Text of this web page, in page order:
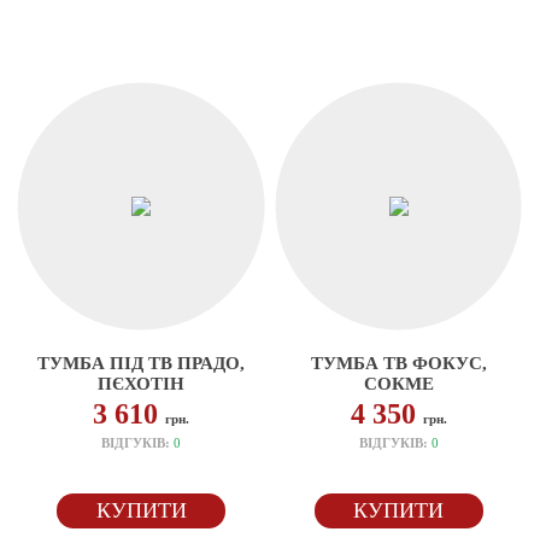
ТУМБА ПІД ТВ ПРАДО,
ПЄХОТІН
3 610грн.
ВІДГУКІВ:0
КУПИТИ
ТУМБА ТВ ФОКУС,
СОКМЕ
4 350 грн.
ВІДГУКІВ: 0
КУПИТИ